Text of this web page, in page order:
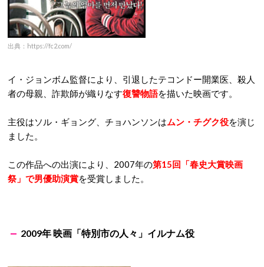
出典：https://fc2.com/
イ・ジョンボム監督により、引退したテコンドー開業医、殺人
者の母親、詐欺師が織りなす復讐物語を描いた映画です。
主役はソル・ギョング、チョハンソンはムン・チグク役を演じ
ました。
この作品への出演により、2007年の第15回「春史大賞映画
祭」で男優助演賞を受賞しました。
2009年 映画「特別市の人々」イルナム役